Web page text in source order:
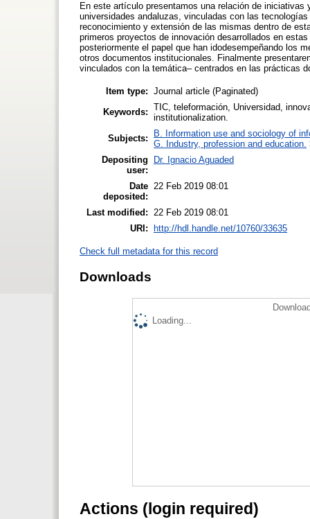
En este artículo presentamos una relación de
universidades andaluzas, vinculadas con las
reconocimiento y extensión de las mismas dentro de
primeros proyectos de innovación desarrollados en
posteriormente el papel que han idodesempeñando los
otros documentos institucionales. Finalmente
vinculados con la temática– centrados en las prácticas
Item type: Journal article (Paginated)
Keywords: TIC, teleformación, Universidad,
institutionalization.
Subjects:
B. Information use and sociology of
G. Industry, profession and education.
Depositing
user:
Dr. Ignacio Aguaded
Date
deposited:
22 Feb 2019 08:01
Last modified:
22 Feb 2019 08:01
URI:
http://hdl.handle.net/10760/33635
Check full metadata for this record
Downloads
Loading...
Actions (login required)